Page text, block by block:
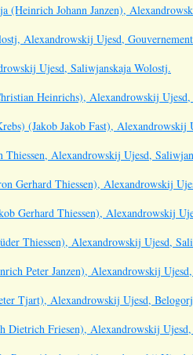
(Heinrich Johann Janzen),
Alexandrowskij Ujesd,
Ujesd, Saliwjanskaja Wolostj.
Heinrichs), Alexandrowskij
(Jakob Jakob Fast), Alexandrowskij
Thiessen, Alexandrowskij Ujesd,
Gerhard Thiessen), Alexandrowskij
Gerhard Thiessen), Alexandrowskij
Thiessen), Alexandrowskij Ujesd,
Peter Janzen), Alexandrowskij
Tjart), Alexandrowskij Ujesd,
Dietrich Friesen), Alexandrowskij